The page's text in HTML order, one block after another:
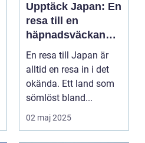
Upptäck Japan: En
resa till en
häpnadsväckande
kultur och natur
En resa till Japan är
alltid en resa in i det
okända. Ett land som
sömlöst bland...
02 maj 2025